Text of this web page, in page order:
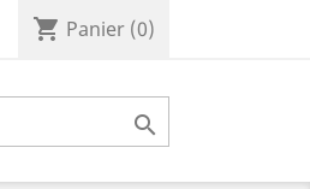
shopping_cart Panier (0)
